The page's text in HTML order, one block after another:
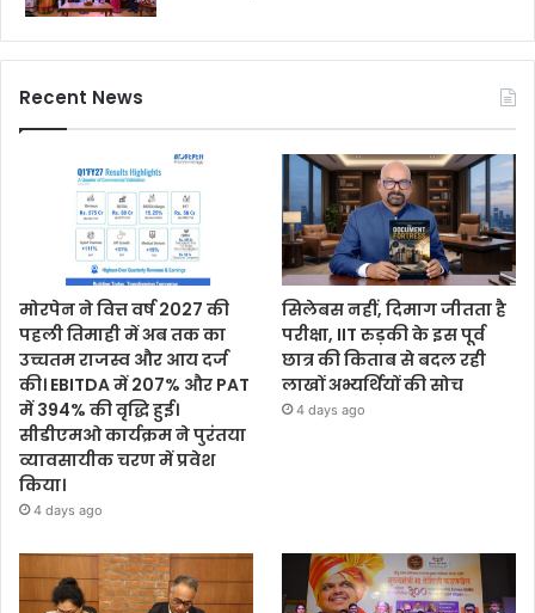
Recent News
मोरपेन ने वित्त वर्ष 2027 की
पहली तिमाही में अब तक का
उच्चतम राजस्व और आय दर्ज
की। EBITDA में 207% और PAT
में 394% की वृद्धि हुई।
सीडीएमओ कार्यक्रम ने पुरंतया
व्यावसायीक चरण में प्रवेश
किया।
4 days ago
सिलेबस नहीं, दिमाग जीतता है
परीक्षा, IIT रुड़की के इस पूर्व
छात्र की किताब से बदल रही
लाखों अभ्यर्थियों की सोच
4 days ago